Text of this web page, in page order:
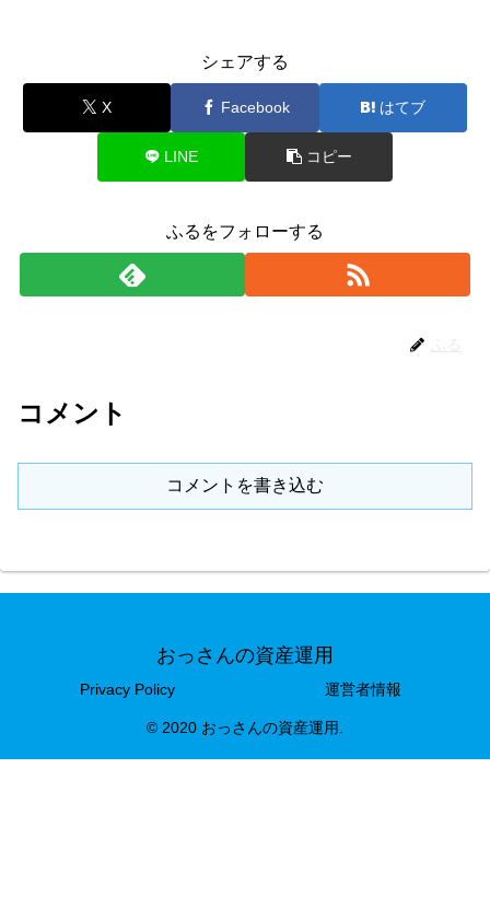
シェアする
X Facebook はてブ
LINE コピー
ふるをフォローする
コメント
コメントを書き込む
おっさんの資産運用
Privacy Policy 運営者情報
© 2020 おっさんの資産運用.